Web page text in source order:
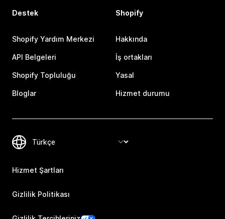
Destek
Shopify Yardım Merkezi
API Belgeleri
Shopify Topluluğu
Bloglar
Shopify
Hakkında
İş ortakları
Yasal
Hizmet durumu
Hizmet Şartları
Gizlilik Politikası